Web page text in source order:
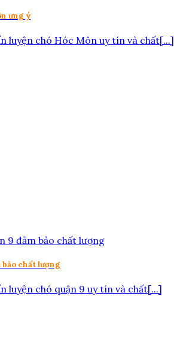
ưng ý
luyện chó Hóc Môn uy tín và chất[...]
chất lượng
luyện chó quận 9 uy tín và chất[...]